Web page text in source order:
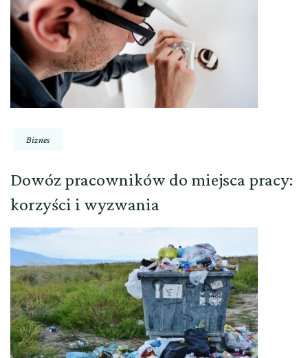
Biznes
Dowóz pracowników do miejsca pracy:
korzyści i wyzwania